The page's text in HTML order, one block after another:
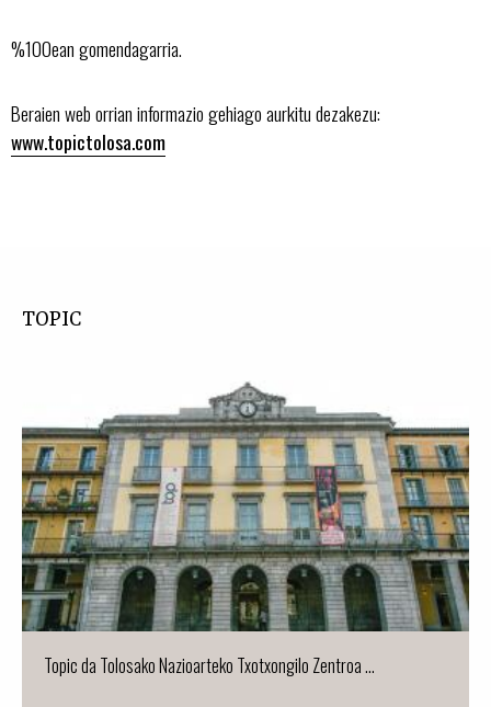
%100ean gomendagarria.
Beraien web orrian informazio gehiago aurkitu dezakezu:
www.topictolosa.com
TOPIC
Topic da Tolosako Nazioarteko Txotxongilo Zentroa ...